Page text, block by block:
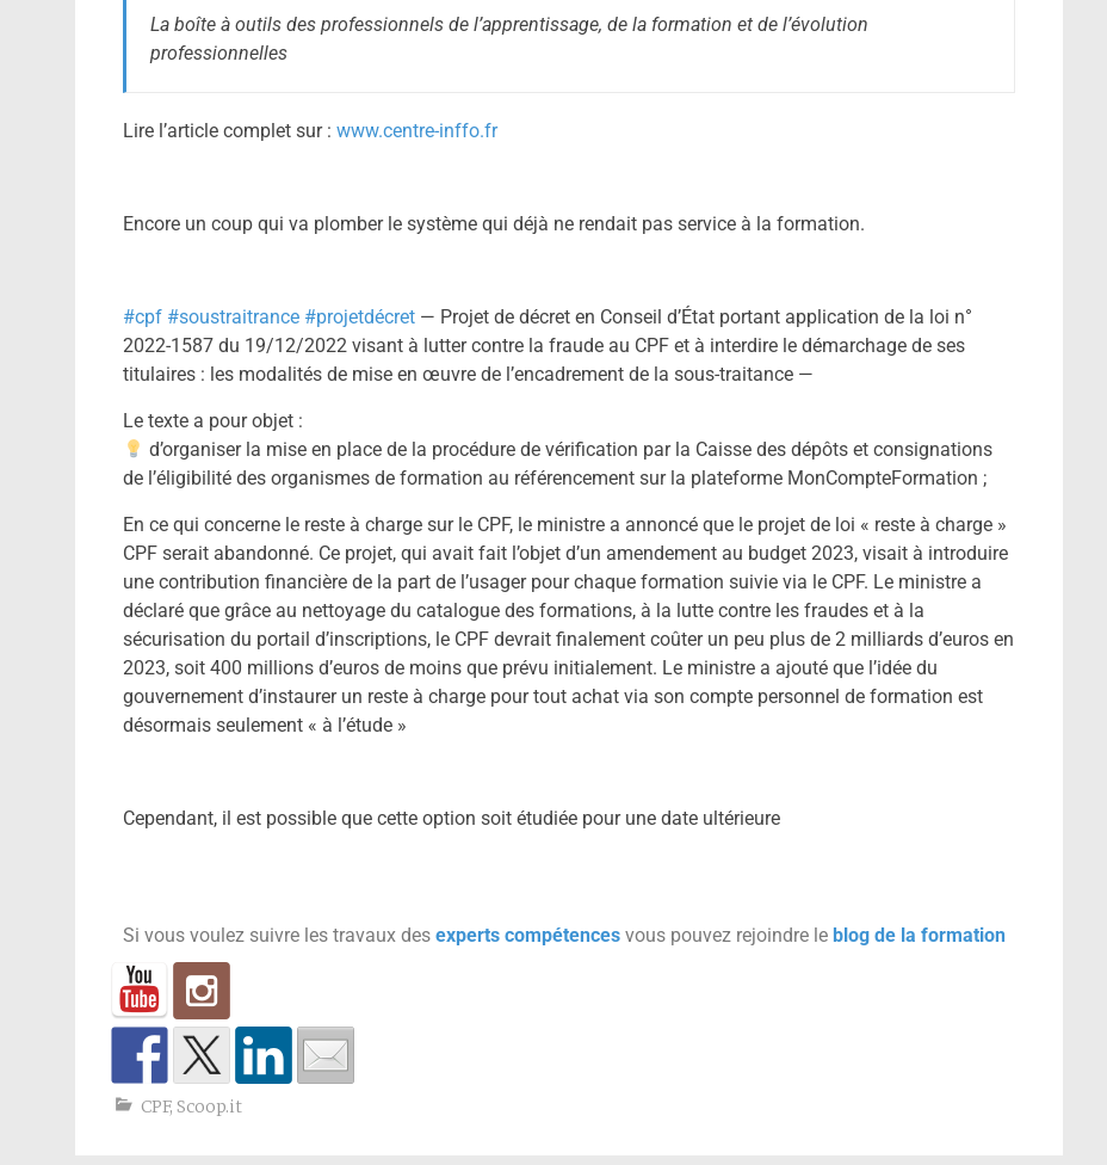
La boîte à outils des professionnels de l’apprentissage, de la formation et de l’évolution
professionnelles
Lire l’article complet sur : www.centre-inffo.fr
Encore un coup qui va plomber le système qui déjà ne rendait pas service à la formation.
#cpf #soustraitrance #projetdécret — Projet de décret en Conseil d’État portant application de la loi n°
2022-1587 du 19/12/2022 visant à lutter contre la fraude au CPF et à interdire le démarchage de ses
titulaires : les modalités de mise en œuvre de l’encadrement de la sous-traitance —
Le texte a pour objet :
d’organiser la mise en place de la procédure de vérification par la Caisse des dépôts et consignations
de l’éligibilité des organismes de formation au référencement sur la plateforme MonCompteFormation ;
En ce qui concerne le reste à charge sur le CPF, le ministre a annoncé que le projet de loi « reste à charge »
CPF serait abandonné. Ce projet, qui avait fait l’objet d’un amendement au budget 2023, visait à introduire
une contribution financière de la part de l’usager pour chaque formation suivie via le CPF. Le ministre a
déclaré que grâce au nettoyage du catalogue des formations, à la lutte contre les fraudes et à la
sécurisation du portail d’inscriptions, le CPF devrait finalement coûter un peu plus de 2 milliards d’euros en
2023, soit 400 millions d’euros de moins que prévu initialement. Le ministre a ajouté que l’idée du
gouvernement d’instaurer un reste à charge pour tout achat via son compte personnel de formation est
désormais seulement « à l’étude »
Cependant, il est possible que cette option soit étudiée pour une date ultérieure
Si vous voulez suivre les travaux des experts compétences vous pouvez rejoindre le blog de la formation
CPF, Scoop.it